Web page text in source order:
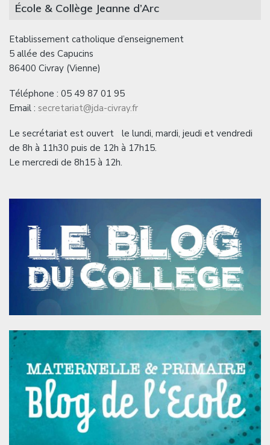
École & Collège Jeanne d’Arc
Etablissement catholique d’enseignement
5 allée des Capucins
86400 Civray (Vienne)
Téléphone : 05 49 87 01 95
Email : secretariat@jda-civray.fr
Le secrétariat est ouvert le lundi, mardi, jeudi et vendredi
de 8h à 11h30 puis de 12h à 17h15.
Le mercredi de 8h15 à 12h.